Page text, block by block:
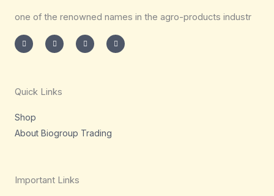
one of the renowned names in the agro-products industr
n
s
t
m
w
i
t
i
n
k
a
c
e
Quick Links
Shop
About Biogroup Trading
Important Links